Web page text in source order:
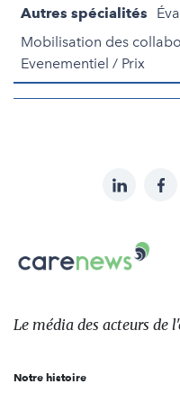
Autres spécialités
Mobilisation des
Evenementiel / Prix
sur:
LinkedIn
Carenews,
Le
des
l'engagement
Le média des acteurs de
Notre histoire